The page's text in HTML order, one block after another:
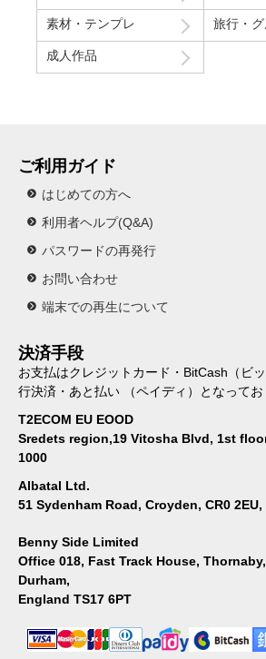
素材・テンプレ 旅行・グ
成人作品
ご利用ガイド
はじめての方へ
利用者ヘルプ(Q&A)
パスワードの再発行
お問い合わせ
端末での再生について
決済手段
お支払はクレジットカード・BitCash（ビ
行決済・あと払い （ペイディ）となってお
T2ECOM EU EOOD
Sredets region,19 Vitosha Blvd, 1st
1000
Albatal Ltd.
51 Sydenham Road, Croyden, CR0
Benny Side Limited
Office 018, Fast Track House,
Durham,
England TS17 6PT